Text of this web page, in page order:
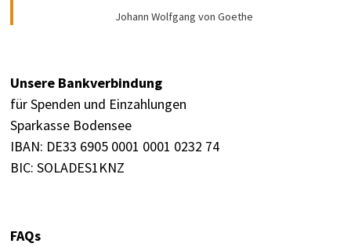
Johann Wolfgang von Goethe
Unsere Bankverbindung
für Spenden und Einzahlungen
Sparkasse Bodensee
IBAN: DE33 6905 0001 0001 0232 74
BIC: SOLADES1KNZ
FAQs